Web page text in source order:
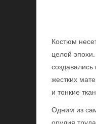
Костюм
целой
жестких
и тонкие
Одним из